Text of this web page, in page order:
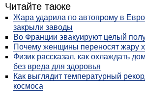
Читайте также
Жара ударила по автопрому в
закрыли заводы
Во Франции эвакуируют целый
Почему женщины переносят жару
Физик рассказал, как охлаждать
без вреда для здоровья
Как выглядит температурный
космоса